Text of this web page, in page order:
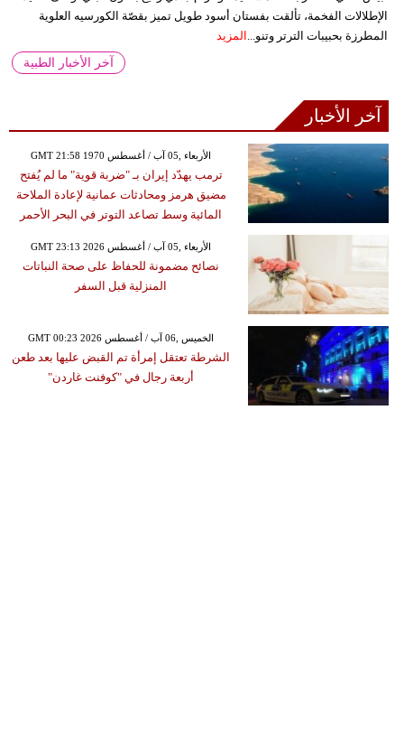
الإطلالات الفخمة، تألقت بفستان أسود طويل تميز بقصّة الكورسيه العلوية
المطرزة بحبيبات الترتر وتنو... المزيد
آخر الأخبار الطبية
آخر الأخبار
GMT 21:58 1970 الأربعاء ,05 آب / أغسطس
ترمب يهدّد إيران بـ "ضربة قوية" ما لم يُفتح
مضيق هرمز ومحادثات عمانية لإعادة الملاحة
المائية وسط تصاعد التوتر في البحر الأحمر
GMT 23:13 2026 الأربعاء ,05 آب / أغسطس
نصائح مضمونة للحفاظ على صحة النباتات
المنزلية قبل السفر
GMT 00:23 2026 الخميس ,06 آب / أغسطس
الشرطة تعتقل إمرأة تم القبض عليها بعد طعن
أربعة رجال في "كوفنت غاردن"